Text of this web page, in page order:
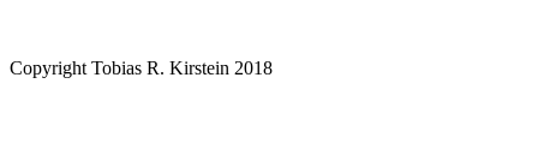
Copyright Tobias R. Kirstein 2018